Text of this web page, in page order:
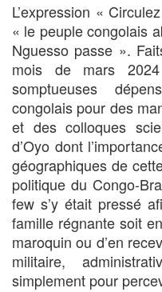
L’expression «
« le peuple congolais
Nguesso passe ».
mois de mars
somptueuses
congolais pour des
et des colloques
d’Oyo dont
géographiques de
politique du Congo-
few s’y était pressé
famille régnante soit
maroquin ou d’en
militaire,
simplement pour